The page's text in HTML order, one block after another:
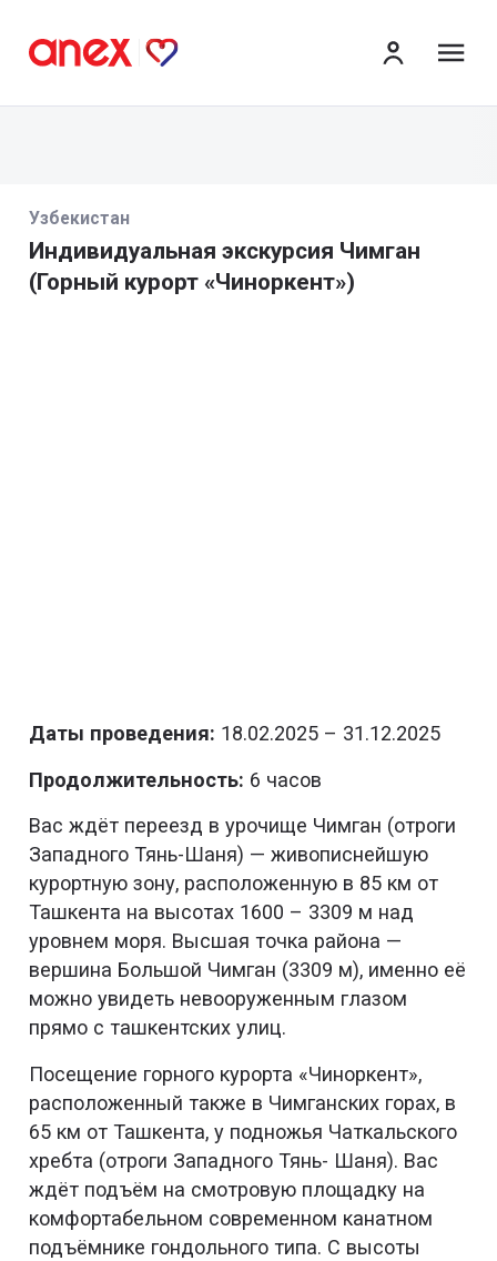
Узбекистан
Индивидуальная экскурсия Чимган
(Горный курорт «Чиноркент»)
Даты проведения: 18.02.2025 – 31.12.2025
Продолжительность: 6 часов
Вас ждёт переезд в урочище Чимган (отроги
Западного Тянь-Шаня) — живописнейшую
курортную зону, расположенную в 85 км от
Ташкента на высотах 1600 – 3309 м над
уровнем моря. Высшая точка района —
вершина Большой Чимган (3309 м), именно её
можно увидеть невооруженным глазом
прямо с ташкентских улиц.
Посещение горного курорта «Чиноркент»,
расположенный также в Чимганских горах, в
65 км от Ташкента, у подножья Чаткальского
хребта (отроги Западного Тянь- Шаня). Вас
ждёт подъём на смотровую площадку на
комфортабельном современном канатном
подъёмнике гондольного типа. С высоты